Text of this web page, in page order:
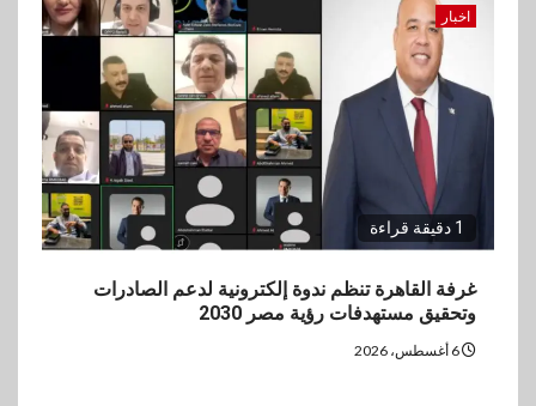
اخبار
1 دقيقة قراءة
غرفة القاهرة تنظم ندوة إلكترونية لدعم الصادرات
وتحقيق مستهدفات رؤية مصر 2030